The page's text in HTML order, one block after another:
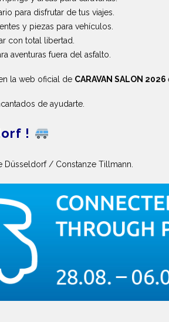
para disfrutar de tus viajes.
y piezas para vehículos.
con total libertad.
aventuras fuera del asfalto.
la web oficial de CARAVAN SALON 2026
de ayudarte.
!
Düsseldorf / Constanze Tillmann.